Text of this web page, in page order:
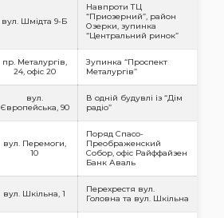
вул. Шмідта 9-Б
Навпроти ТЦ
“Приозерний”, район
Озерки, зупинка
“Центральний ринок”
пр. Металургів,
24, офіс 20
Зупинка “Проспект
Металургів”
вул.
Європейська, 90
В одній будувлі із “Дім
радіо”
вул. Перемоги,
10
Поряд Спасо-
Преображенский
Собор, офіс Райффайзен
Банк Аваль
вул. Шкільна, 1
Перехрестя вул.
Головна та вул. Шкільна